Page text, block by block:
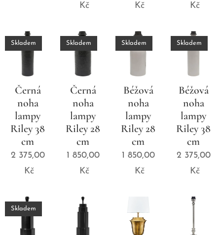
Kč
Kč
Kč
Černá
noha
lampy
Riley 38
cm
Skladem
2 375,00
Kč
Černá
noha
lampy
Riley 28
cm
Skladem
1 850,00
Kč
Béžová
noha
lampy
Riley 28
cm
Skladem
1 850,00
Kč
Béžová
noha
lampy
Riley 38
cm
Skladem
2 375,00
Kč
Skladem